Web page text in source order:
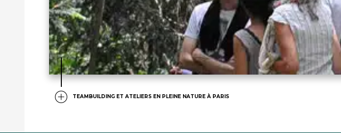
TEAMBUILDING ET ATELIERS EN PLEINE NATURE À PARIS